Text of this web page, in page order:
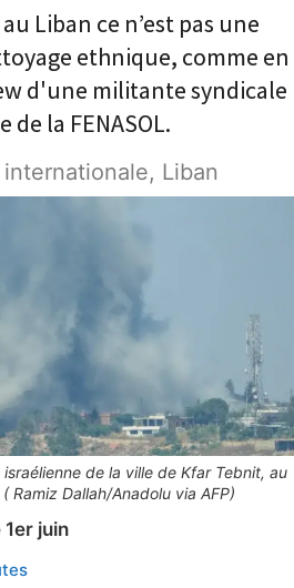
Liban ce n’est pas une
ethnique, comme en
d'une militante syndicale
de la FENASOL.
, Liban
de la ville de Kfar Tebnit, au
Ramiz Dallah/Anadolu via AFP)
juin